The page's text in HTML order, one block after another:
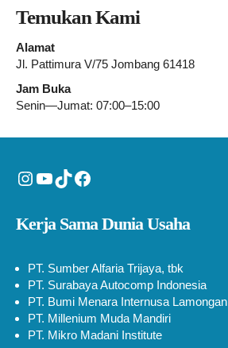
Temukan Kami
Alamat
Jl. Pattimura V/75 Jombang 61418
Jam Buka
Senin—Jumat: 07:00–15:00
Instagram
YouTube
TikTokFacebook
Kerja Sama Dunia Usaha
PT. Sumber Alfaria Trijaya, tbk
PT. Surabaya Autocomp Indonesia
PT. Bumi Menara Internusa Lamongan
PT. Millenium Muda Mandiri
PT. Mikro Madani Institute